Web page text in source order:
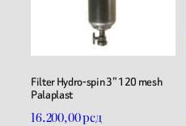
Filter Hydro-spin 3” 120 mesh
Palaplast
16.200,00рсд